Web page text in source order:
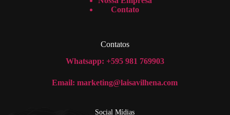
Contato
Contatos
Whatsapp: +595 981 769903
Email: marketing@laisavilhena.com
Social Mídias